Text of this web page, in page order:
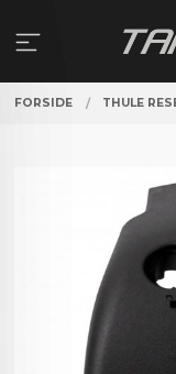
innholdet
FORSIDE THULE